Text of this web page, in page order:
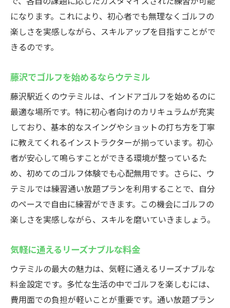
になります。これにより、初心者でも無理なくゴルフの
楽しさを実感しながら、スキルアップを目指すことがで
きるのです。
藤沢でゴルフを始めるならウテミル
藤沢駅近くのウテミルは、インドアゴルフを始めるのに
最適な場所です。特に初心者向けのカリキュラムが充実
しており、基本的なスイングやショットの打ち方を丁寧
に教えてくれるインストラクターが揃っています。初心
者が安心して鳴らすことができる環境が整っているた
め、初めてのゴルフ体験でも心配無用です。さらに、ウ
テミルでは練習通い放題プランを利用することで、自分
のペースで自由に練習ができます。この機会にゴルフの
楽しさを実感しながら、スキルを磨いていきましょう。
気軽に通えるリーズナブルな料金
ウテミルの最大の魅力は、気軽に通えるリーズナブルな
料金設定です。多忙な生活の中でゴルフを楽しむには、
費用面での負担が軽いことが重要です。通い放題プラン